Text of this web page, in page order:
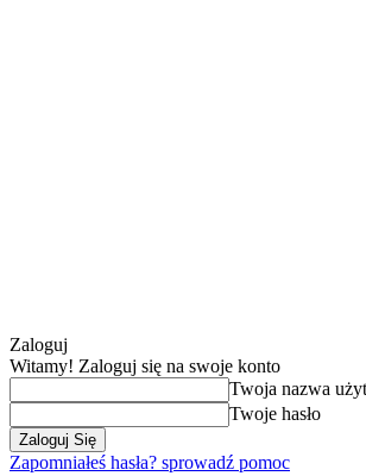
Zaloguj
Witamy! Zaloguj się na swoje konto
Twoja nazwa
Twoje hasło
Zapomniałeś hasła? sprowadź pomoc